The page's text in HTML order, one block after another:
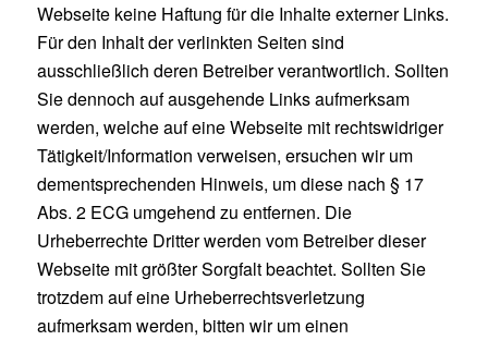
Webseite keine Haftung für die Inhalte externer Links.
Für den Inhalt der verlinkten Seiten sind
ausschließlich deren Betreiber verantwortlich. Sollten
Sie dennoch auf ausgehende Links aufmerksam
werden, welche auf eine Webseite mit rechtswidriger
Tätigkeit/Information verweisen, ersuchen wir um
dementsprechenden Hinweis, um diese nach § 17
Abs. 2 ECG umgehend zu entfernen. Die
Urheberrechte Dritter werden vom Betreiber dieser
Webseite mit größter Sorgfalt beachtet. Sollten Sie
trotzdem auf eine Urheberrechtsverletzung
aufmerksam werden, bitten wir um einen